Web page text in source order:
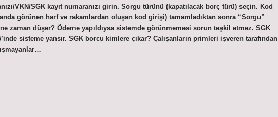
VKN/SGK kayıt numaranızı girin. Sorgu türünü (kapatılacak borç türü) seçin. Kod
görünen harf ve rakamlardan oluşan kod girişi) tamamladıktan sonra “Sorgu”
zaman düşer? Ödeme yapıldıysa sistemde görünmemesi sorun teşkil etmez. SGK
sisteme yansır. SGK borcu kimlere çıkar? Çalışanların primleri işveren tarafından